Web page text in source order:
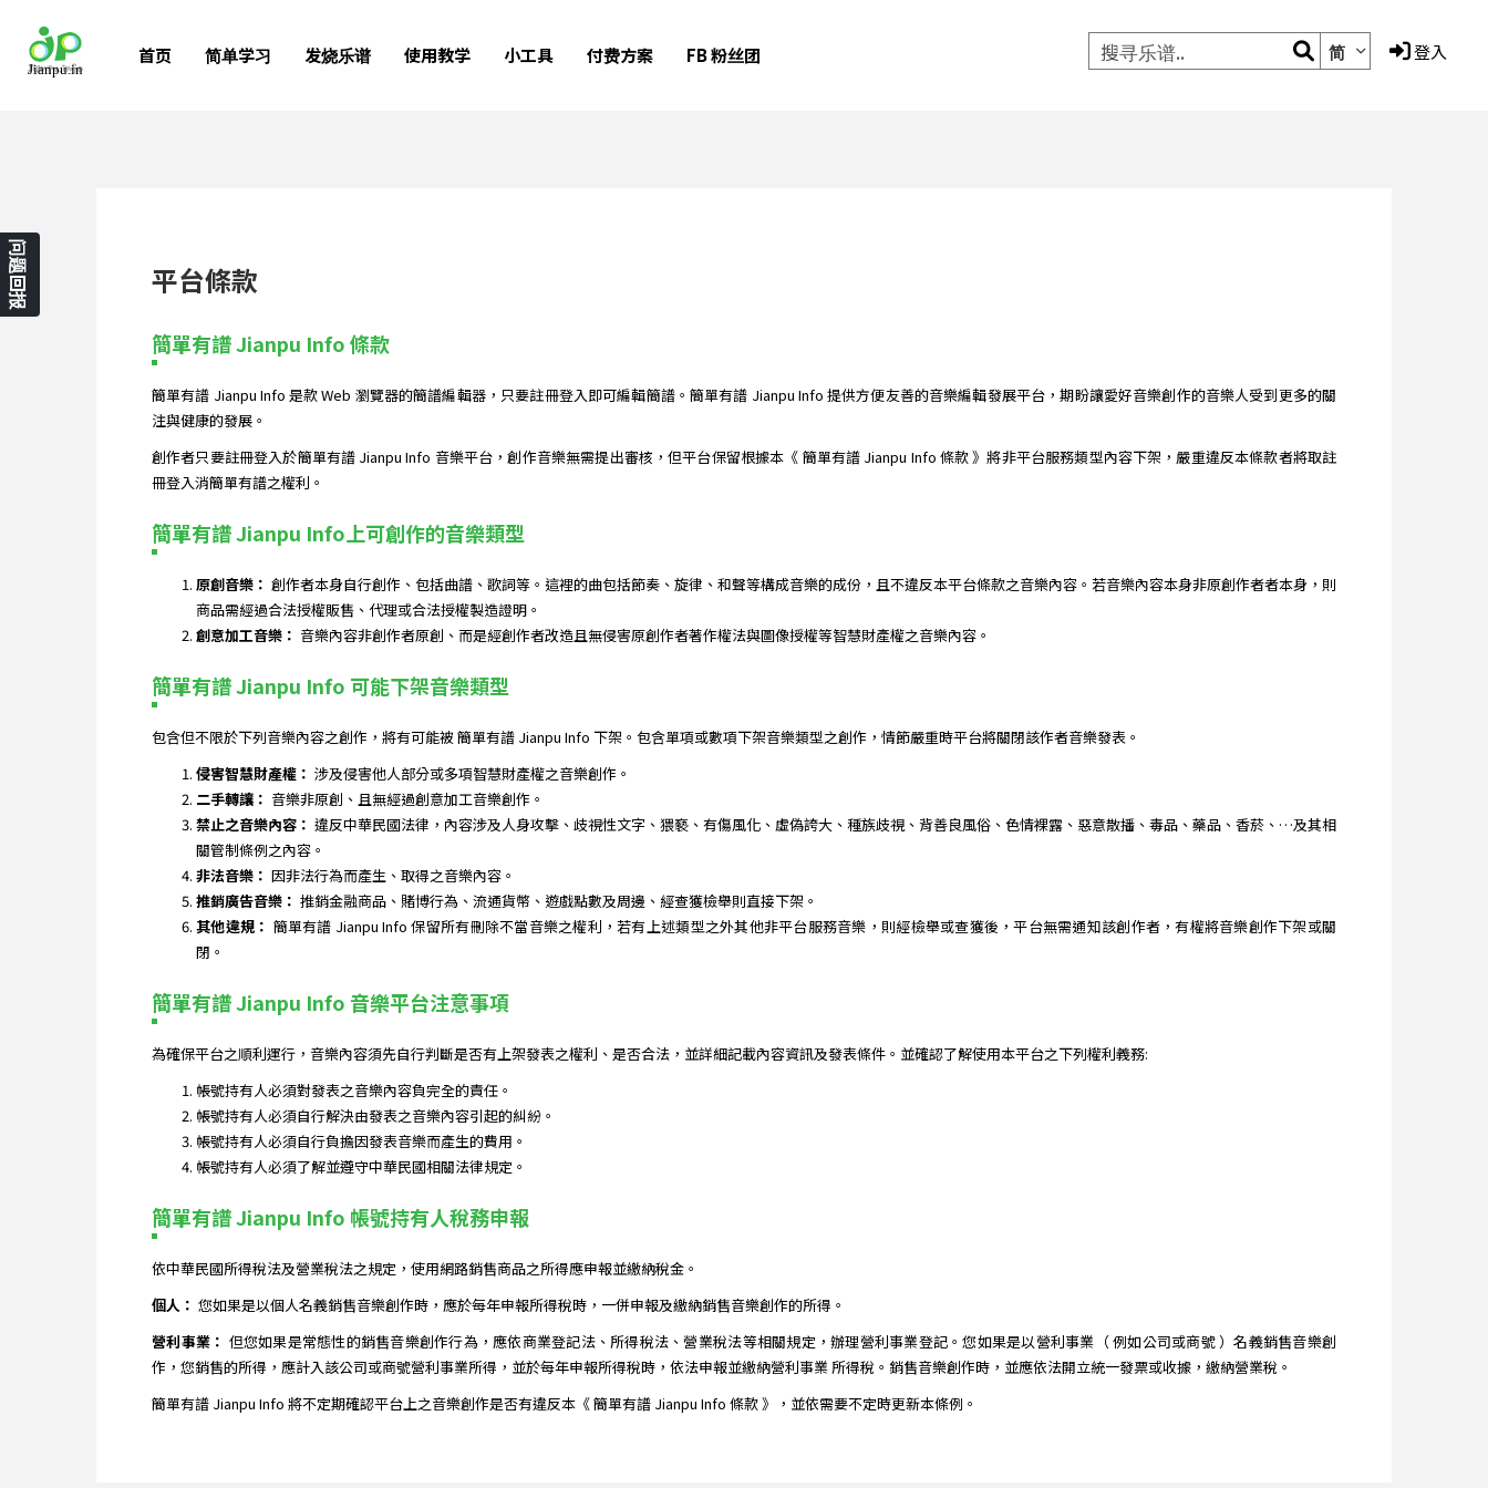
首页 简单学习 发烧乐谱 使用教学 小工具 付费方案 FB 粉丝团 简 登入
平台條款
簡單有譜 Jianpu Info 條款
簡單有譜 Jianpu Info 是款 Web 瀏覽器的簡譜編輯器，只要註冊登入即可編輯簡譜。簡單有譜 Jianpu Info 提供方便友善的音樂編輯發展平台，期盼讓愛好音樂創作的音樂人受到更多的關
注與健康的發展。
創作者只要註冊登入於簡單有譜 Jianpu Info 音樂平台，創作音樂無需提出審核，但平台保留根據本《 簡單有譜 Jianpu Info 條款 》將非平台服務類型內容下架，嚴重違反本條款者將取註
冊登入消簡單有譜之權利。
簡單有譜 Jianpu Info上可創作的音樂類型
原創音樂： 創作者本身自行創作、包括曲譜、歌詞等。這裡的曲包括節奏、旋律、和聲等構成音樂的成份，且不違反本平台條款之音樂內容。若音樂內容本身非原創作者者本身，則
商品需經過合法授權販售、代理或合法授權製造證明。
創意加工音樂： 音樂內容非創作者原創、而是經創作者改造且無侵害原創作者著作權法與圖像授權等智慧財產權之音樂內容。
簡單有譜 Jianpu Info 可能下架音樂類型
包含但不限於下列音樂內容之創作，將有可能被 簡單有譜 Jianpu Info 下架。包含單項或數項下架音樂類型之創作，情節嚴重時平台將關閉該作者音樂發表。
侵害智慧財產權： 涉及侵害他人部分或多項智慧財產權之音樂創作。
二手轉讓： 音樂非原創、且無經過創意加工音樂創作。
禁止之音樂內容： 違反中華民國法律，內容涉及人身攻擊、歧視性文字、猥褻、有傷風化、虛偽誇大、種族歧視、背善良風俗、色情裸露、惡意散播、毒品、藥品、香菸、…及其相
關管制條例之內容。
非法音樂： 因非法行為而產生、取得之音樂內容。
推銷廣告音樂： 推銷金融商品、賭博行為、流通貨幣、遊戲點數及周邊、經查獲檢舉則直接下架。
其他違規： 簡單有譜 Jianpu Info 保留所有刪除不當音樂之權利，若有上述類型之外其他非平台服務音樂，則經檢舉或查獲後，平台無需通知該創作者，有權將音樂創作下架或關
閉。
簡單有譜 Jianpu Info 音樂平台注意事項
為確保平台之順利運行，音樂內容須先自行判斷是否有上架發表之權利、是否合法，並詳細記載內容資訊及發表條件。並確認了解使用本平台之下列權利義務:
帳號持有人必須對發表之音樂內容負完全的責任。
帳號持有人必須自行解決由發表之音樂內容引起的糾紛。
帳號持有人必須自行負擔因發表音樂而產生的費用。
帳號持有人必須了解並遵守中華民國相關法律規定。
簡單有譜 Jianpu Info 帳號持有人稅務申報
依中華民國所得稅法及營業稅法之規定，使用網路銷售商品之所得應申報並繳納稅金。
個人： 您如果是以個人名義銷售音樂創作時，應於每年申報所得稅時，一併申報及繳納銷售音樂創作的所得。
營利事業： 但您如果是常態性的銷售音樂創作行為，應依商業登記法、所得稅法、營業稅法等相關規定，辦理營利事業登記。您如果是以營利事業（ 例如公司或商號 ）名義銷售音樂創
作，您銷售的所得，應計入該公司或商號營利事業所得，並於每年申報所得稅時，依法申報並繳納營利事業 所得稅。銷售音樂創作時，並應依法開立統一發票或收據，繳納營業稅。
簡單有譜 Jianpu Info 將不定期確認平台上之音樂創作是否有違反本《 簡單有譜 Jianpu Info 條款 》，並依需要不定時更新本條例。
问题回报